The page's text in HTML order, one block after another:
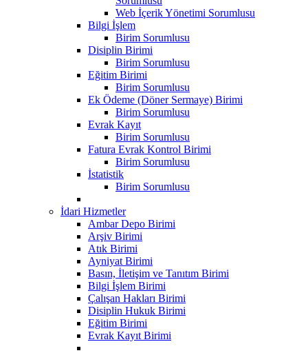
Web İçerik Yönetimi Sorumlusu
Bilgi İşlem
Birim Sorumlusu
Disiplin Birimi
Birim Sorumlusu
Eğitim Birimi
Birim Sorumlusu
Ek Ödeme (Döner Sermaye) Birimi
Birim Sorumlusu
Evrak Kayıt
Birim Sorumlusu
Fatura Evrak Kontrol Birimi
Birim Sorumlusu
İstatistik
Birim Sorumlusu
İdari Hizmetler
Ambar Depo Birimi
Arşiv Birimi
Atık Birimi
Ayniyat Birimi
Basın, İletişim ve Tanıtım Birimi
Bilgi İşlem Birimi
Çalışan Hakları Birimi
Disiplin Hukuk Birimi
Eğitim Birimi
Evrak Kayıt Birimi